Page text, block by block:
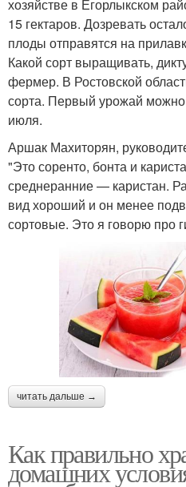
хозяйстве в Егорлыкском
15 гектаров. Дозревать
плоды отправятся на
Какой сорт выращивать,
фермер. В Ростовской
сорта. Первый урожай
июля.
Аршак Махиторян,
"Это соренто, бонта и
среднеранние — каристан.
вид хороший и он менее
сортовые. Это я говорю про
читать дальше →
Как правильно
домашних